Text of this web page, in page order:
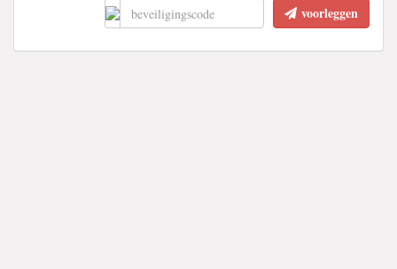
voorleggen